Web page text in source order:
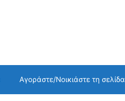
Αγοράστε/Νοικιάστε τη σελίδα